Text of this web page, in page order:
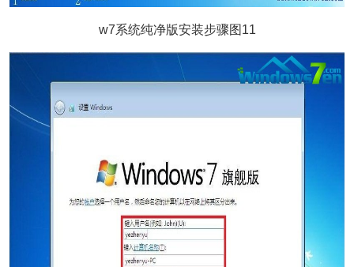
w7系统纯净版安装步骤图11